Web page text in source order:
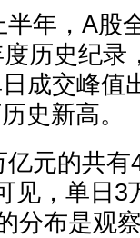
年，A股
历史纪录
成交峰值
史新高。
元的共
见，单日3
分布是观